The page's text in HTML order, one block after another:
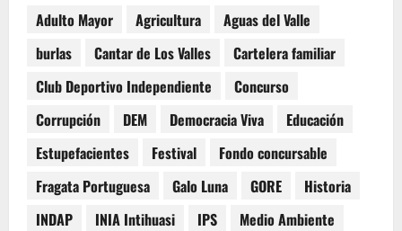
Adulto Mayor Agricultura
Aguas del Valle
burlas
Cantar de Los Valles
Cartelera familiar
Club Deportivo Independiente
Concurso
Corrupción
DEM Democracia Viva
Educación
Estupefacientes
Festival
Fondo concursable
Fragata Portuguesa
Galo Luna GORE
Historia
INDAP
INIA Intihuasi IPS
Medio Ambiente